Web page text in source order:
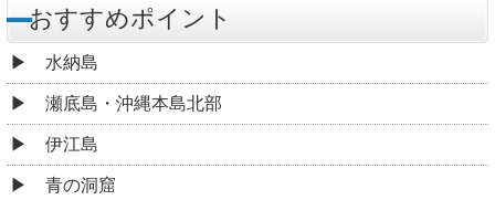
おすすめポイント
水納島
瀬底島・沖縄本島北部
伊江島
青の洞窟